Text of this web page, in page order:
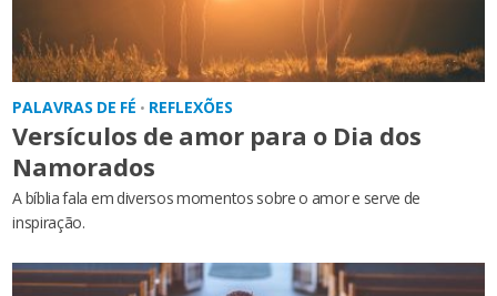
PALAVRAS DE FÉ • REFLEXÕES
Versículos de amor para o Dia dos
Namorados
A bíblia fala em diversos momentos sobre o amor e serve de
inspiração.